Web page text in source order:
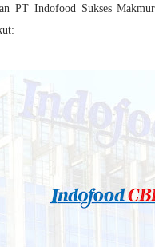
PT Indofood Sukses